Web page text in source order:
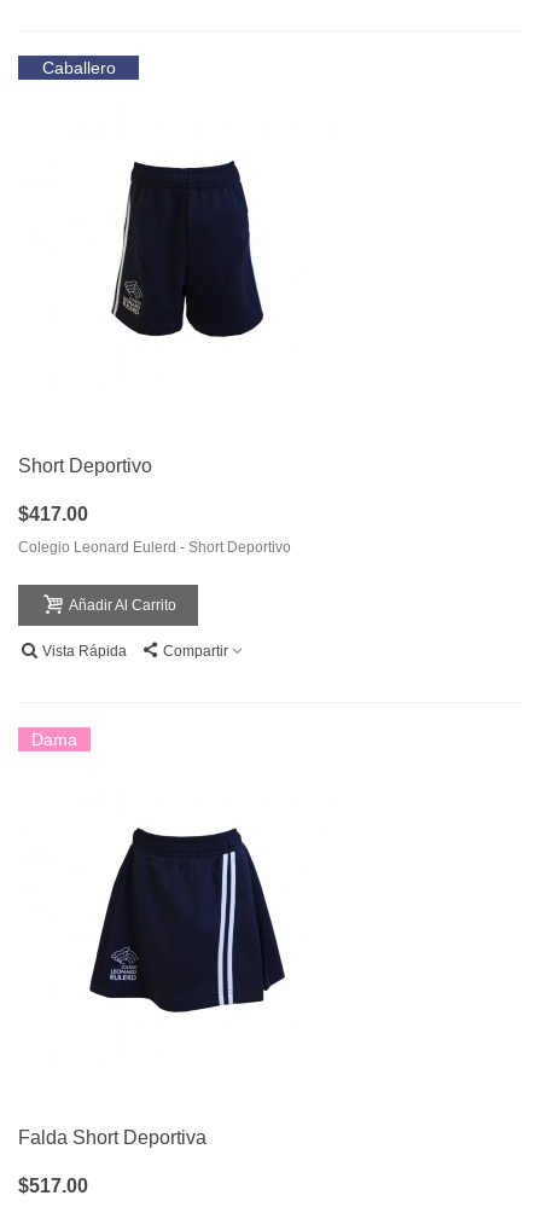
Caballero
Short Deportivo
$417.00
Colegio Leonard Eulerd - Short Deportivo
Añadir Al Carrito
Vista Rápida Compartir
Dama
Falda Short Deportiva
$517.00